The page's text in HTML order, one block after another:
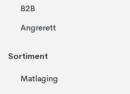
B2B
Angrerett
Sortiment
Matlaging